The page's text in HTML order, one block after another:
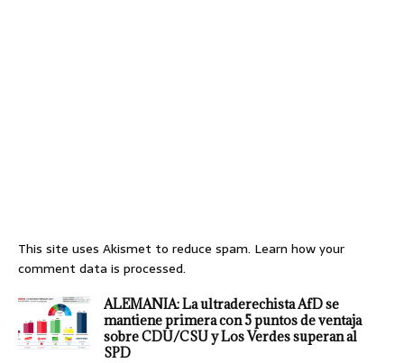
This site uses Akismet to reduce spam. Learn how your
comment data is processed.
ALEMANIA: La ultraderechista AfD se
mantiene primera con 5 puntos de ventaja
sobre CDU/CSU y Los Verdes superan al
SPD